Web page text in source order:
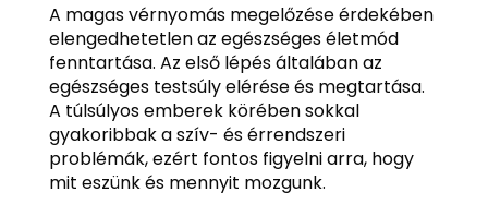
A magas vérnyomás megelőzése érdekében
elengedhetetlen az egészséges életmód
fenntartása. Az első lépés általában az
egészséges testsúly elérése és megtartása.
A túlsúlyos emberek körében sokkal
gyakoribbak a szív- és érrendszeri
problémák, ezért fontos figyelni arra, hogy
mit eszünk és mennyit mozgunk.